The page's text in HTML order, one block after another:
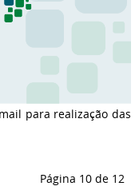
para realização das
Página 10 de 12